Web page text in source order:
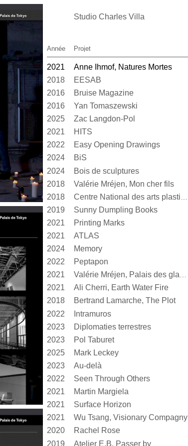
Studio Charles Villa
Année Projet
2021 Anne Ihmof, Natures Mortes
2018
EESAB
2016 Bruise Magazine
2016
Yan Tomaszewski
2025
Zac Langdon-Pol
2021
HITS
2022 Easy Opening Drawings
2024
BiS
2024
Bois de sculptures
2018
Valérie Mréjen, Mon cher fils
2018
2019
Sunny Dumpling Books
2021
Printing Marks
2021 ATLAS
2024
Memory
2022
Peptapon
2021
Valérie Mréjen, Palais des glaces
2021
Ali Cherri, Earth Water Fire
2018
Bertrand Lamarche, The Plot
2022
Intramuros
2023
Diplomaties terrestres
2023
Pol Taburet
2025
Mark Leckey
2023
Au-delà
2022
Seen Through Others
2021
Martin Margiela
2021
Surface Horizon
2021
Wu Tsang, Visionary Compagny
2020
Rachel Rose
2019
Atelier E.B, Passer by